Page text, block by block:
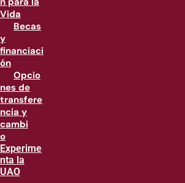
Vida
Becas
y
financiaci
ón
Opcio
nes de
transfere
ncia y
cambi
o
Experime
nta la
UAO